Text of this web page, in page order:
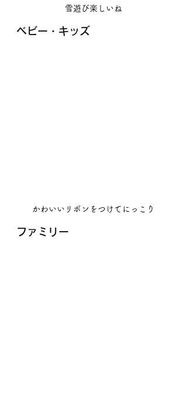
雪遊び楽しいね
ベビー・キッズ
かわいいリボンをつけてにっこり
ファミリー